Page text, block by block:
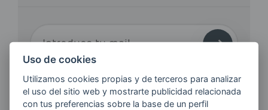
Quiero recibir las últimas novedades de AVIA
ENERGIAS por cualquier medio, incluido
Uso de cookies
Utilizamos cookies propias y de terceros para analizar
el uso del sitio web y mostrarte publicidad relacionada
con tus preferencias sobre la base de un perfil